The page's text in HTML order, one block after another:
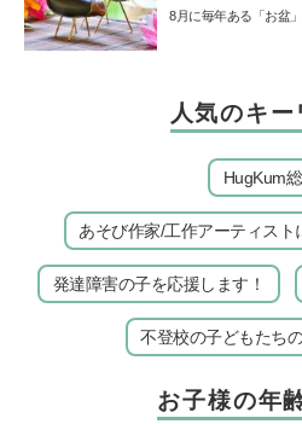
8月に毎年ある「お盆
人気のキー
HugKum
あそび作家/工作アーティスト
発達障害の子を応援します！
不登校の子どもたち
お子様の年